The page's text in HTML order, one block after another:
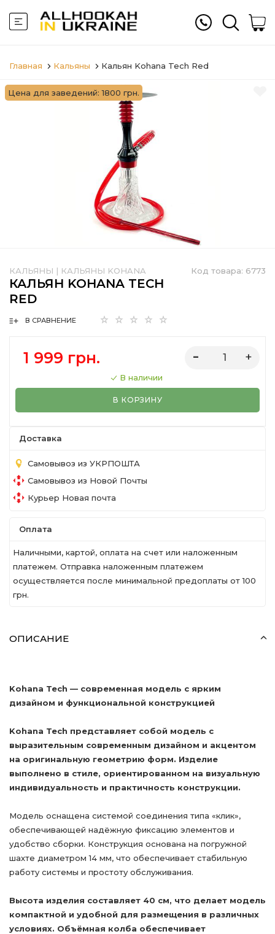
Главная Кальяны Кальян Kohana Tech Red
Цена для заведений: 1800 грн.
Код товара: 6773
КАЛЬЯНЫ | КАЛЬЯНЫ KOHANA
КАЛЬЯН KOHANA TECH
RED
В СРАВНЕНИЕ
1 999 грн.
В наличии
В КОРЗИНУ
Доставка
Самовывоз из УКРПОШТА
Самовывоз из Новой Почты
Курьер Новая почта
Оплата
Наличными, картой, оплата на счет или наложенным
платежем. Отправка наложенным платежем
осуществляется после минимальной предоплаты от 100
грн.
ОПИСАНИЕ
Kohana Tech — современная модель с ярким
дизайном и функциональной конструкцией
Kohana Tech представляет собой модель с
выразительным современным дизайном и акцентом
на оригинальную геометрию форм. Изделие
выполнено в стиле, ориентированном на визуальную
индивидуальность и практичность конструкции.
Модель оснащена системой соединения типа «клик»,
обеспечивающей надёжную фиксацию элементов и
удобство сборки. Конструкция основана на погружной
шахте диаметром 14 мм, что обеспечивает стабильную
работу системы и простоту обслуживания.
Высота изделия составляет 40 см, что делает модель
компактной и удобной для размещения в различных
условиях. Объёмная колба обеспечивает